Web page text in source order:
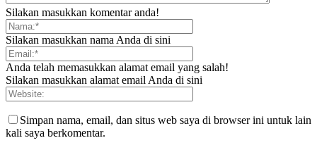
Silakan masukkan komentar anda!
Silakan masukkan nama Anda di sini
Anda telah memasukkan alamat email yang salah!
Silakan masukkan alamat email Anda di sini
Simpan nama, email, dan situs web saya di browser ini untuk lain
kali saya berkomentar.